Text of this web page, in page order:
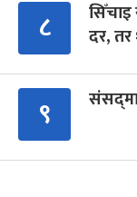
८
दर, तर
९